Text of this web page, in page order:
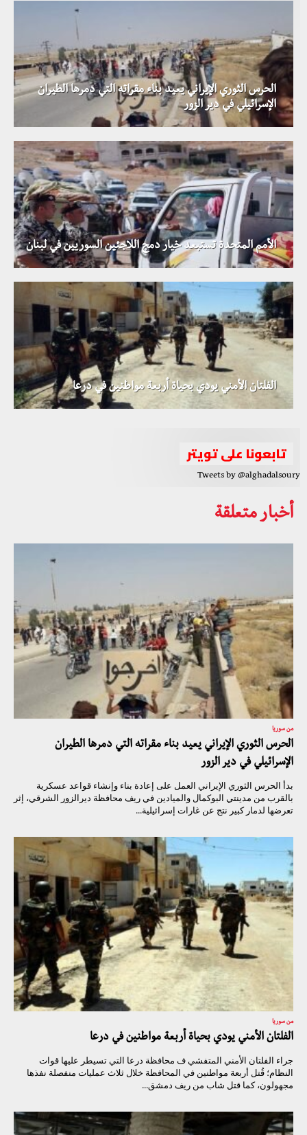
الحرس الثوري الإيراني يعيد بناء مقراته التي دمرها الطيران
الإسرائيلي في دير الزور
الأمم المتحدة تستبعد خيار دمج اللاجئين السوريين في لبنان
الفلتان الأمني يودي بحياة أربعة مواطنين في درعا
الأمم المتحدة تعلن تشكيل اللجنة الدستورية السورية
تابعونا على تويتر
Tweets by @alghadalsoury
أخبار متعلقة
من سوريا
الحرس الثوري الإيراني يعيد بناء مقراته التي دمرها الطيران
الإسرائيلي في دير الزور
بدأ الحرس الثوري الإيراني العمل على إعادة بناء وإنشاء قواعد عسكرية
بالقرب من مدينتي البوكمال والميادين في ريف محافظة ديرالزور الشرقي، إثر
تعرضها لدمار كبير نتج عن غارات إسرائيلية...
من سوريا
الفلتان الأمني يودي بحياة أربعة مواطنين في درعا
جراء الفلتان الأمني المتفشي ف محافظة درعا التي تسيطر عليها قوات
النظام؛ قُتل أربعة مواطنين في المحافظة خلال ثلاث عمليات منفصلة نفذها
مجهولون، كما قتل شاب من ريف دمشق...